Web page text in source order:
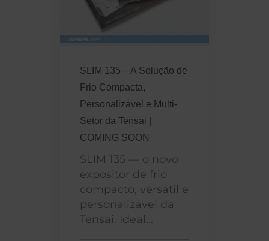
SLIM 135 – A Solução de
Frio Compacta,
Personalizável e Multi-
Setor da Tensai |
COMING SOON
SLIM 135 — o novo
expositor de frio
compacto, versátil e
personalizável da
Tensai. Ideal...